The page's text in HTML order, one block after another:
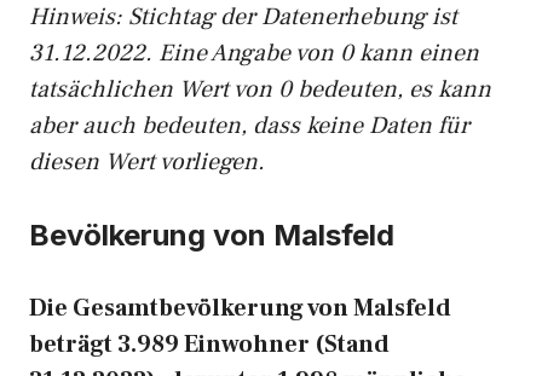
Hinweis: Stichtag der Datenerhebung ist
31.12.2022. Eine Angabe von 0 kann einen
tatsächlichen Wert von 0 bedeuten, es kann
aber auch bedeuten, dass keine Daten für
diesen Wert vorliegen.
Bevölkerung von Malsfeld
Die Gesamtbevölkerung von Malsfeld
beträgt 3.989 Einwohner (Stand